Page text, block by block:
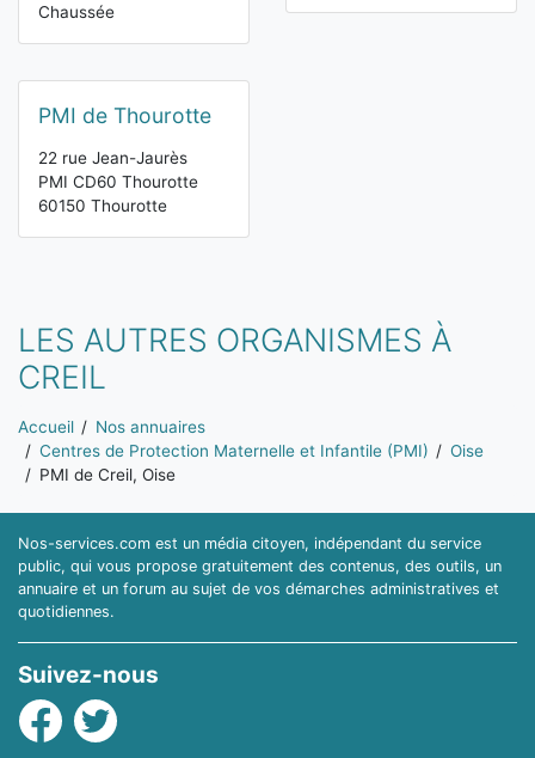
Chaussée
PMI de Thourotte
22 rue Jean-Jaurès
PMI CD60 Thourotte
60150 Thourotte
LES AUTRES ORGANISMES À
CREIL
Vous êtes ici:
Accueil
Nos annuaires
Centres de Protection Maternelle et Infantile (PMI)
Oise
PMI de Creil, Oise
Nos-services.com est un média citoyen, indépendant du service
public, qui vous propose gratuitement des contenus, des outils, un
annuaire et un forum au sujet de vos démarches administratives et
quotidiennes.
Suivez-nous
Facebook
Twitter